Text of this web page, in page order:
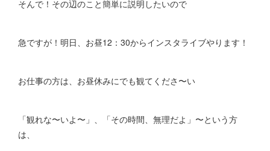
そんで！その辺のこと簡単に説明したいので
急ですが！明日、お昼12：30からインスタライブやります！
お仕事の方は、お昼休みにでも観てくださ〜い
「観れな〜いよ〜」、「その時間、無理だよ」〜という方
は、